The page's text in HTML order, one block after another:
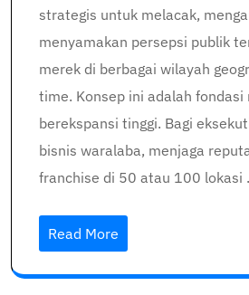
strategis untuk melacak,
menyamakan persepsi publik
merek di berbagai wilayah
time. Konsep ini adalah fondasi
berekspansi tinggi. Bagi
bisnis waralaba, menjaga
franchise di 50 atau 100 lokasi
Read More